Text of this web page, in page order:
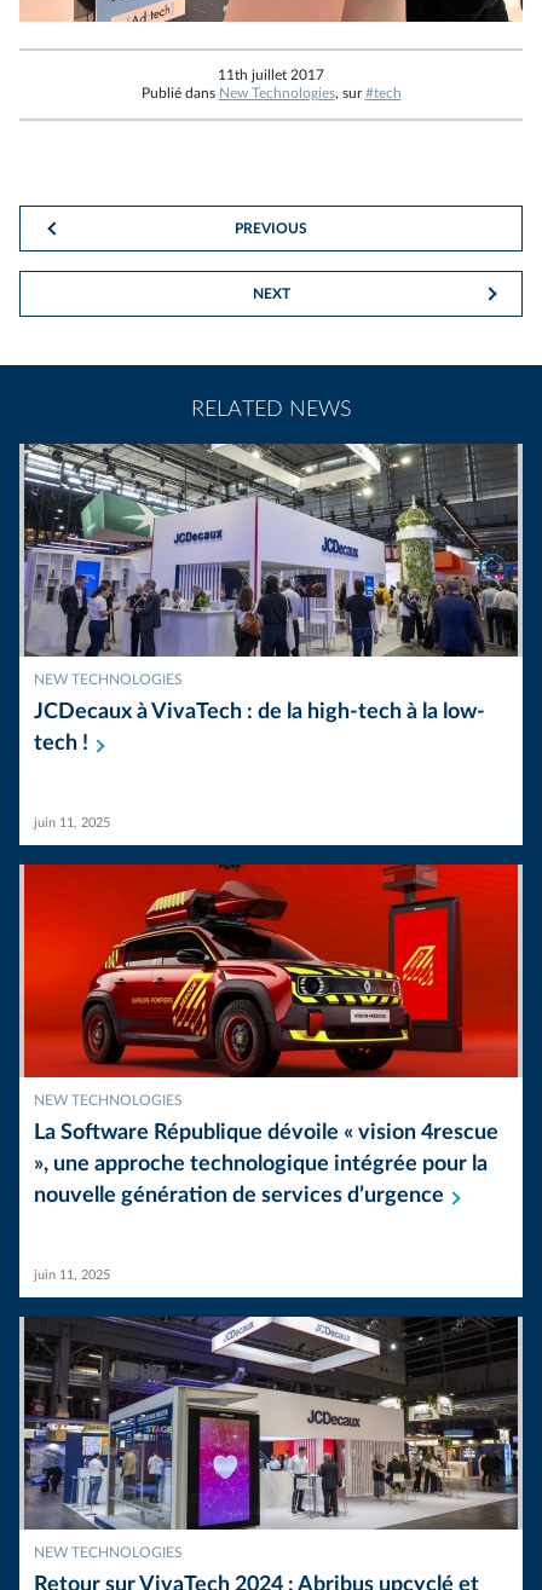
11th juillet 2017
Publié dans New Technologies, sur#tech
PREVIOUS
NEXT
RELATED NEWS
NEW TECHNOLOGIES
JCDecaux à VivaTech : de la high-tech à la low-
tech !
juin 11, 2025
NEW TECHNOLOGIES
La Software République dévoile « vision 4rescue
», une approche technologique intégrée pour la
nouvelle génération de services d’urgence
juin 11, 2025
NEW TECHNOLOGIES
Retour sur VivaTech 2024 : Abribus upcyclé et